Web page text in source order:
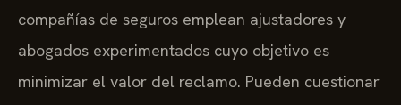
compañías de seguros emplean ajustadores y
abogados experimentados cuyo objetivo es
minimizar el valor del reclamo. Pueden cuestionar